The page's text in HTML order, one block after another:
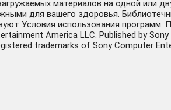
материалов на одной или
для вашего здоровья.
Условия использования программ.
America LLC. Published by
trademarks of Sony Computer